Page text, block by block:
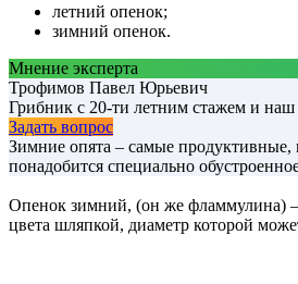
летний опенок;
зимний опенок.
Мнение эксперта
Трофимов Павел Юрьевич
Грибник с 20-ти летним стажем и
Задать вопрос
Зимние опята – самые продуктивные,
понадобится специально
Опенок зимний, (он же фламмулина) –
цвета шляпкой, диаметр которой